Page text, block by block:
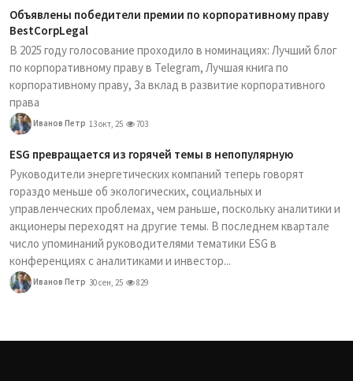
Объявлены победители премии по корпоративному праву
BestCorpLegal
В 2025 году голосование проходило в номинациях: Лучший блог
по корпоративному праву в Telegram, Лучшая книга по
корпоративному праву, За вклад в развитие корпоративного
права
Иванов Петр 13 окт, 25 703
ESG превращается из горячей темы в непопулярную
Руководители энергетических компаний теперь говорят
гораздо меньше об экологических, социальных и
управленческих проблемах, чем раньше, поскольку аналитики и
акционеры переходят на другие темы. В последнем квартале
число упоминаний руководителями тематики ESG в
конференциях с аналитиками и инвестор...
Иванов Петр 30 сен, 25 829